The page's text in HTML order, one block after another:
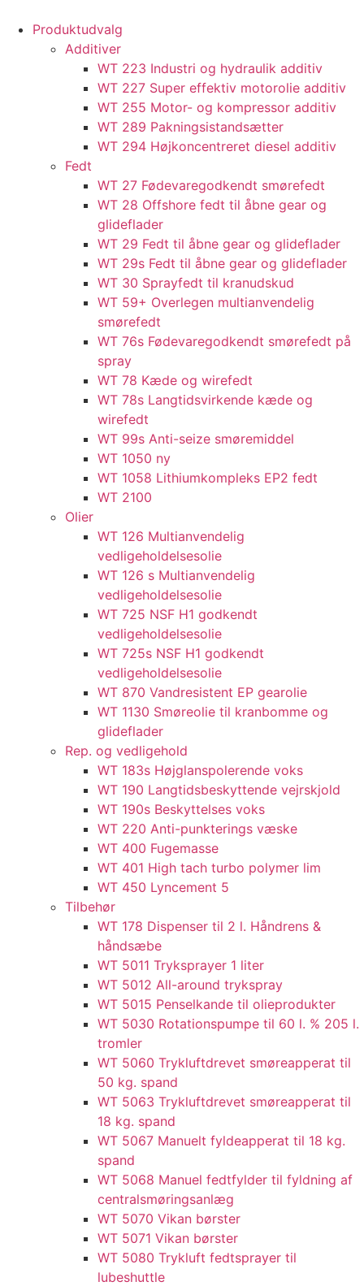
Produktudvalg
Additiver
WT 223 Industri og hydraulik additiv
WT 227 Super effektiv motorolie additiv
WT 255 Motor- og kompressor additiv
WT 289 Pakningsistandsætter
WT 294 Højkoncentreret diesel additiv
Fedt
WT 27 Fødevaregodkendt smørefedt
WT 28 Offshore fedt til åbne gear og
glideflader
WT 29 Fedt til åbne gear og glideflader
WT 29s Fedt til åbne gear og glideflader
WT 30 Sprayfedt til kranudskud
WT 59+ Overlegen multianvendelig
smørefedt​​
WT 76s Fødevaregodkendt smørefedt på
spray​
WT 78 Kæde og wirefedt​
WT 78s Langtidsvirkende kæde og
wirefedt​
WT 99s Anti-seize smøremiddel​
WT 1050 ny
WT 1058 Lithiumkompleks EP2 fedt​
WT 2100
Olier
WT 126 Multianvendelig
vedligeholdelsesolie
WT 126 s Multianvendelig
vedligeholdelsesolie
WT 725 NSF H1 godkendt
vedligeholdelsesolie​
WT 725s NSF H1 godkendt
vedligeholdelsesolie​
WT 870 Vandresistent EP gearolie​
WT 1130 Smøreolie til kranbomme og
glideflader​
Rep. og vedligehold
WT 183s Højglanspolerende voks
WT 190 Langtidsbeskyttende vejrskjold​
WT 190s Beskyttelses voks​
WT 220 Anti-punkterings væske
WT 400 Fugemasse
WT 401 High tach turbo polymer lim
WT 450 Lyncement 5
Tilbehør
WT 178 Dispenser til 2 l. Håndrens &
håndsæbe
WT 5011 Tryksprayer 1 liter
WT 5012 All-around trykspray
WT 5015 Penselkande til olieprodukter
WT 5030 Rotationspumpe til 60 l. % 205 l.
tromler
WT 5060 Trykluftdrevet smøreapperat til
50 kg. spand
WT 5063 Trykluftdrevet smøreapperat til
18 kg. spand
WT 5067 Manuelt fyldeapperat til 18 kg.
spand
WT 5068 Manuel fedtfylder til fyldning af
centralsmøringsanlæg
WT 5070 Vikan børster
WT 5071 Vikan børster
WT 5080 Trykluft fedtsprayer til
lubeshuttle